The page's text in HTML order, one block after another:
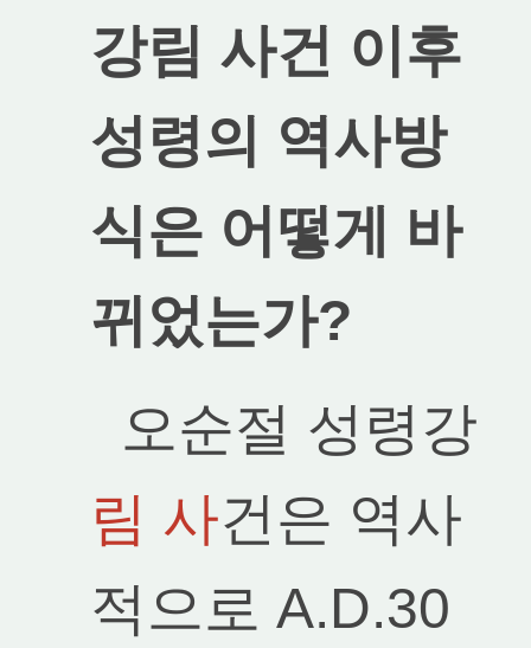
강림 사건 이후
성령의 역사방
식은 어떻게 바
뀌었는가?
오순절 성령강
림 사건은 역사
적으로 A.D.30